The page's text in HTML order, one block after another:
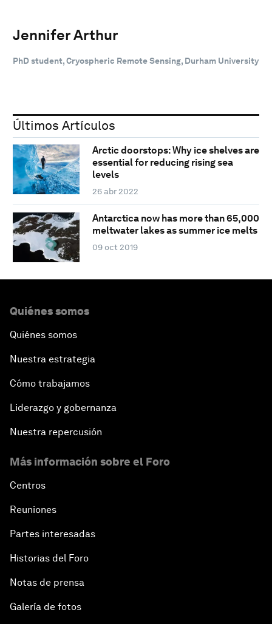
Jennifer Arthur
PhD student, Cryospheric Remote Sensing, Durham University
Últimos Artículos
Arctic doorstops: Why ice shelves are
essential for reducing rising sea
levels
26 abr 2022
Antarctica now has more than 65,000
meltwater lakes as summer ice melts
09 oct 2019
Quiénes somos
Quiénes somos
Nuestra estrategia
Cómo trabajamos
Liderazgo y gobernanza
Nuestra repercusión
Más información sobre el Foro
Centros
Reuniones
Partes interesadas
Historias del Foro
Notas de prensa
Galería de fotos